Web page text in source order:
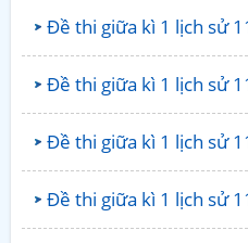
Đề thi giữa kì 1 lịch sử
Đề thi giữa kì 1 lịch sử
Đề thi giữa kì 1 lịch sử
Đề thi giữa kì 1 lịch sử